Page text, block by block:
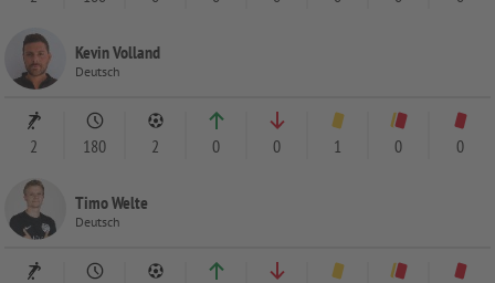
Kevin Volland
Deutsch
2 180 2 0 0 1 0 0
Timo Welte
Deutsch